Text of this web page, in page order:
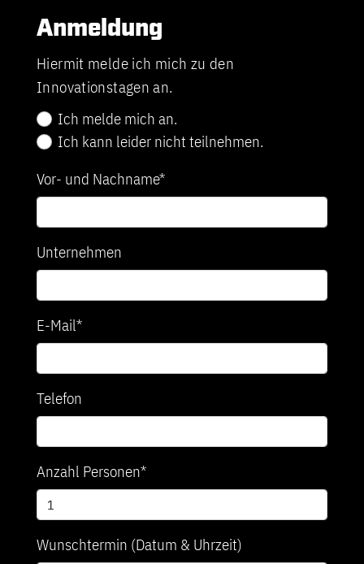
Anmeldung
Hiermit melde ich mich zu den
Innovationstagen an.
Ich melde mich an.
Ich kann leider nicht teilnehmen.
Vor- und Nachname*
Unternehmen
E-Mail*
Telefon
Anzahl Personen*
Wunschtermin (Datum & Uhrzeit)